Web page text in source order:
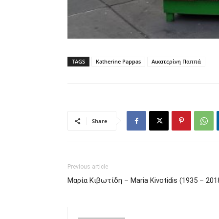
TAGS Katherine Pappas Αικατερίνη Παππά
Share
Previous article
Μαρία Κιβωτίδη – Maria Kivotidis (1935 –